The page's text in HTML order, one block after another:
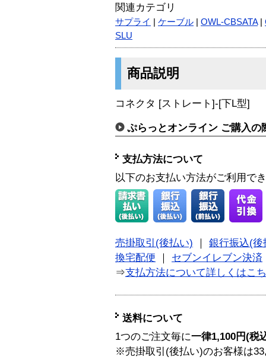
関連カテゴリ
サプライ ケーブル OWL-CBSATA|
SLU
商品説明
コネクタ [ストレート]-[下L型]
ぷらっとオンライン ご購入の
支払方法について
以下のお支払い方法がご利用で
売掛取引(後払い)
銀行振込(後
換宅配便
セブンイレブン決済
⇒支払方法について詳しくはこ
送料について
1つのご注文毎に一律1,100円(税
※売掛取引(後払い)のお客様は